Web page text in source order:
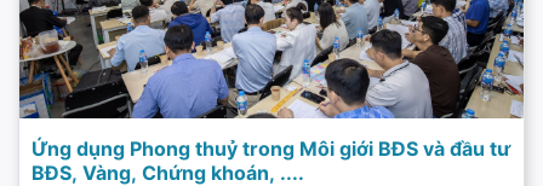
Ứng dụng Phong thuỷ trong Môi giới BĐS và đầu tư
BĐS, Vàng, Chứng khoán, ....